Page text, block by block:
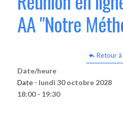
AA "Notre
Retour
Date/heure
Date - lundi 30 octobre 2028
18:00 - 19:30